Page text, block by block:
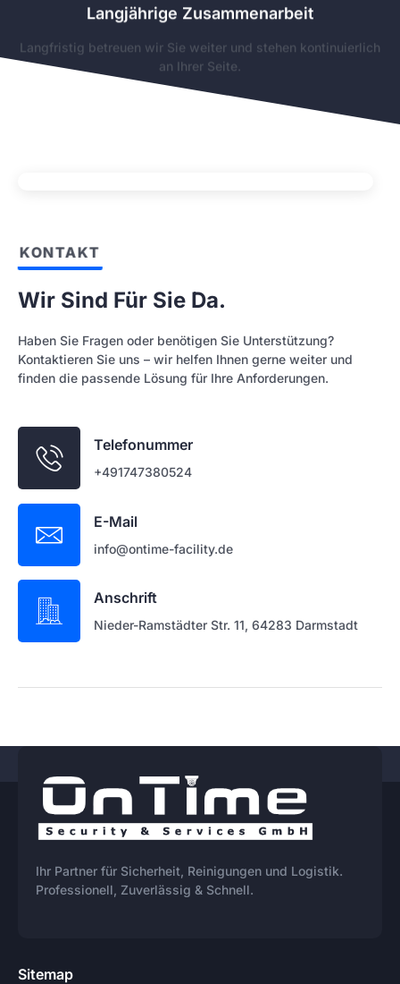
Langjährige Zusammenarbeit
Langfristig betreuen wir Sie weiter und stehen kontinuierlich
an Ihrer Seite.
KONTAKT
Wir Sind Für Sie Da.
Haben Sie Fragen oder benötigen Sie Unterstützung?
Kontaktieren Sie uns – wir helfen Ihnen gerne weiter und
finden die passende Lösung für Ihre Anforderungen.
Telefonummer
+491747380524
E-Mail
info@ontime-facility.de
Anschrift
Nieder-Ramstädter Str. 11, 64283 Darmstadt
Ihr Partner für Sicherheit, Reinigungen und Logistik.
Professionell, Zuverlässig & Schnell.
Sitemap